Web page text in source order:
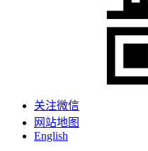
关注微信
网站地图
English